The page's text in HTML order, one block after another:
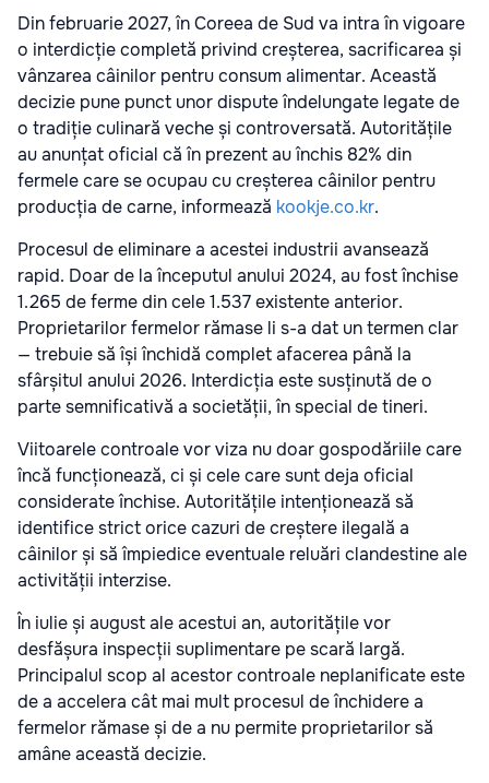
Din februarie 2027, în Coreea de Sud va intra în vigoare
o interdicție completă privind creșterea, sacrificarea și
vânzarea câinilor pentru consum alimentar. Această
decizie pune punct unor dispute îndelungate legate de
o tradiție culinară veche și controversată. Autoritățile
au anunțat oficial că în prezent au închis 82% din
fermele care se ocupau cu creșterea câinilor pentru
producția de carne, informează kookje.co.kr.
Procesul de eliminare a acestei industrii avansează
rapid. Doar de la începutul anului 2024, au fost închise
1.265 de ferme din cele 1.537 existente anterior.
Proprietarilor fermelor rămase li s-a dat un termen clar
— trebuie să își închidă complet afacerea până la
sfârșitul anului 2026. Interdicția este susținută de o
parte semnificativă a societății, în special de tineri.
Viitoarele controale vor viza nu doar gospodăriile care
încă funcționează, ci și cele care sunt deja oficial
considerate închise. Autoritățile intenționează să
identifice strict orice cazuri de creștere ilegală a
câinilor și să împiedice eventuale reluări clandestine ale
activității interzise.
În iulie și august ale acestui an, autoritățile vor
desfășura inspecții suplimentare pe scară largă.
Principalul scop al acestor controale neplanificate este
de a accelera cât mai mult procesul de închidere a
fermelor rămase și de a nu permite proprietarilor să
amâne această decizie.